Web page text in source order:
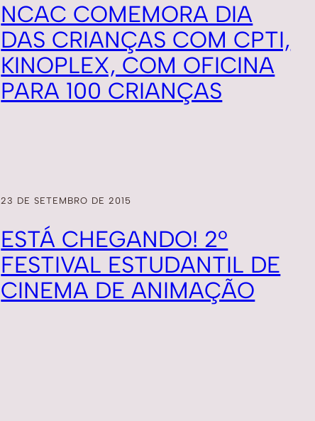
NCAC COMEMORA DIA
DAS CRIANÇAS COM CPTI,
KINOPLEX, COM OFICINA
PARA 100 CRIANÇAS
23 DE SETEMBRO DE 2015
ESTÁ CHEGANDO! 2º
FESTIVAL ESTUDANTIL DE
CINEMA DE ANIMAÇÃO